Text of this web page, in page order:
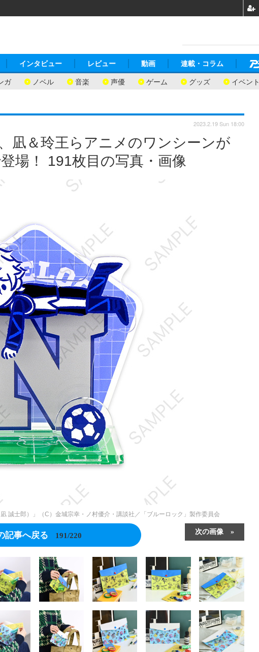
ガ ノベル 音楽 声優 ゲーム グッズ イベント
インタビュー レビュー 動画 連載・コラム
凪＆玲王らアニメのワンシーンが
場！ 191枚目の写真・画像
2023.2.19 Sun 18:00
誠士郎）」（C）金城宗幸・ノ村優介・講談社／「ブルーロック」製作委員会
次の画像
記事へ戻る 191/220